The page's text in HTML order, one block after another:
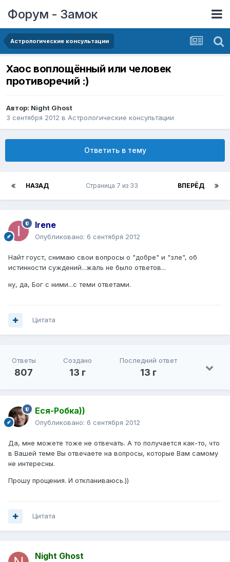
Форум - Замок
Астрологические консультации
Хаос воплощённый или человек
противоречий :)
Автор: Night Ghost
3 сентября 2012 в Астрологические консультации
Ответить в тему
НАЗАД ВПЕРЁД
Страница 7 из 33
Irene
Опубликовано: 6 сентября 2012
Найт гоуст, снимаю свои вопросы о "добре" и "зле", об
истинности суждений...жаль не было ответов...
ну, да, Бог с ними...с теми ответами.
Цитата
Ответы
807
Создано
13 г
Последний ответ
13 г
Еся-Робка))
Опубликовано: 6 сентября 2012
Да, мне можете тоже не отвечать. А то получается как-то, что
в Вашей теме Вы отвечаете на вопросы, которые Вам самому
не интересны.
Прошу прощения. И откланиваюсь.))
Цитата
Night Ghost